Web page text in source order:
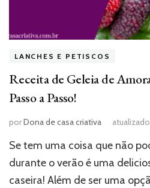
LANCHES E PETISCOS
Receita de Geleia de
Passo a Passo!
porDona de casa criativa
Se tem uma coisa que não
durante o verão é uma
caseira! Além de ser uma